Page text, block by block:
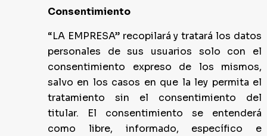
Consentimiento
“LA EMPRESA” recopilará y tratará los datos
personales de sus usuarios solo con el
consentimiento expreso de los mismos,
salvo en los casos en que la ley permita el
tratamiento sin el consentimiento del
titular. El consentimiento se entenderá
como libre, informado, específico e